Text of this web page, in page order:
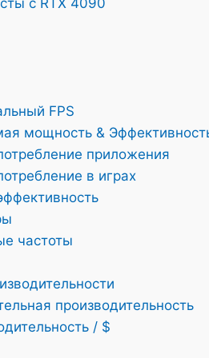
FPS
мощность &
приложения
в играх
частоты
производительность
/ $